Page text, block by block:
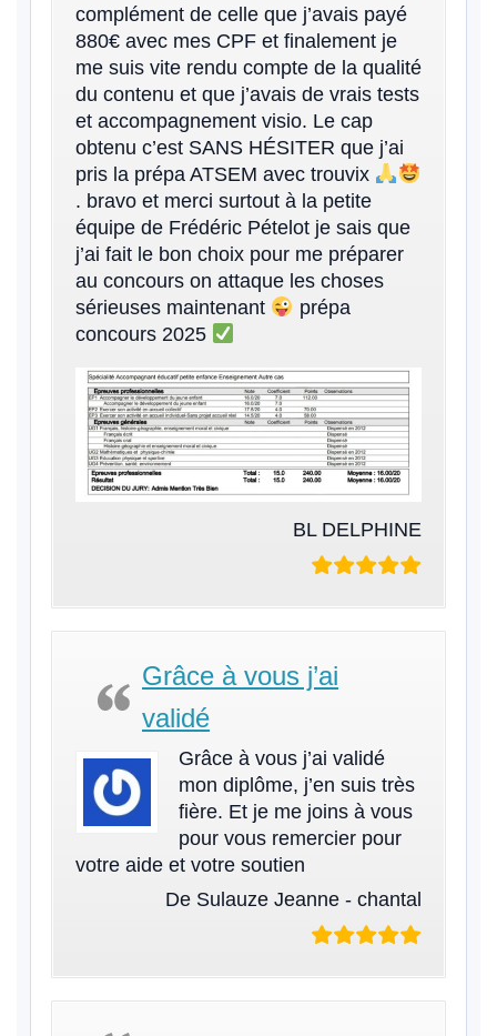
complément de celle que j’avais payé
880€ avec mes CPF et finalement je
me suis vite rendu compte de la qualité
du contenu et que j’avais de vrais tests
et accompagnement visio. Le cap
obtenu c’est SANS HÉSITER que j’ai
pris la prépa ATSEM avec trouvix
. bravo et merci surtout à la petite
équipe de Frédéric Pételot je sais que
j’ai fait le bon choix pour me préparer
au concours on attaque les choses
sérieuses maintenant
prépa
concours 2025
BL DELPHINE
Grâce à vous j’ai
validé
Grâce à vous j’ai validé
mon diplôme, j’en suis très
fière. Et je me joins à vous
pour vous remercier pour
votre aide et votre soutien
De Sulauze Jeanne - chantal